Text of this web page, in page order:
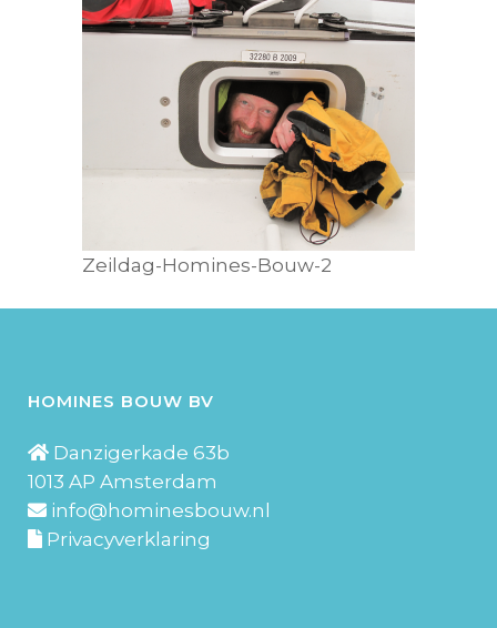
Zeildag-Homines-Bouw-2
HOMINES BOUW BV
Danzigerkade 63b
1013 AP Amsterdam
info@hominesbouw.nl
Privacyverklaring